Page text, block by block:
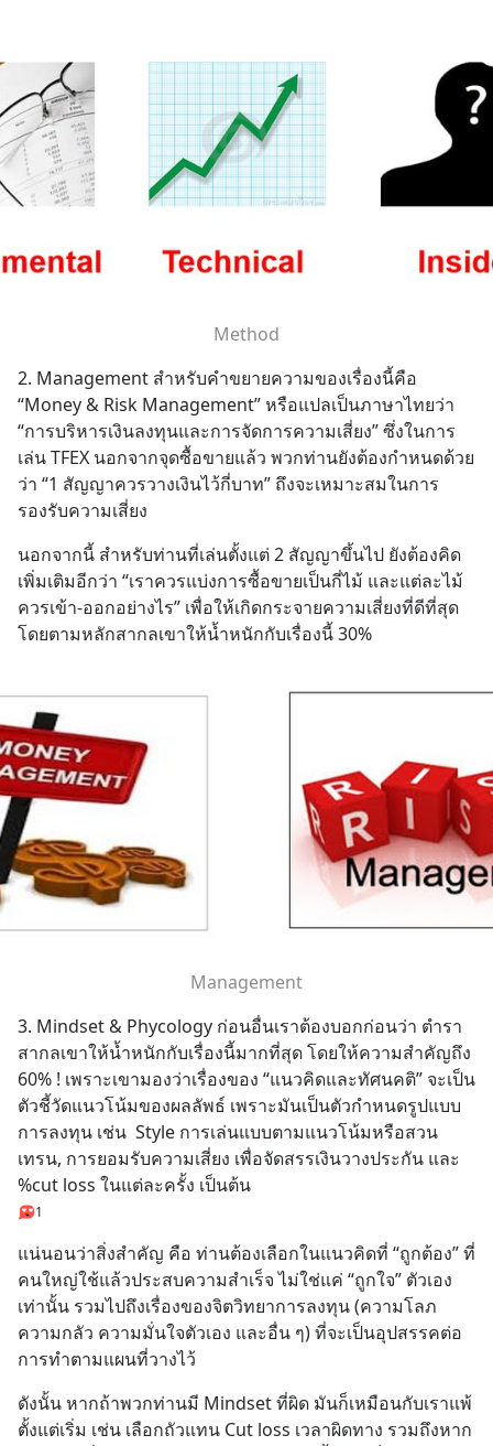
Method
2. Management สำหรับคำขยายความของเรื่องนี้คือ
“Money & Risk Management” หรือแปลเป็นภาษาไทยว่า
“การบริหารเงินลงทุนและการจัดการความเสี่ยง” ซึ่งในการ
เล่น TFEX นอกจากจุดซื้อขายแล้ว พวกท่านยังต้องกำหนดด้วย
ว่า “1 สัญญาควรวางเงินไว้กี่บาท” ถึงจะเหมาะสมในการ
รองรับความเสี่ยง
นอกจากนี้ สำหรับท่านที่เล่นตั้งแต่ 2 สัญญาขึ้นไป ยังต้องคิด
เพิ่มเติมอีกว่า “เราควรแบ่งการซื้อขายเป็นกี่ไม้ และแต่ละไม้
ควรเข้า-ออกอย่างไร” เพื่อให้เกิดกระจายความเสี่ยงที่ดีที่สุด
โดยตามหลักสากลเขาให้น้ำหนักกับเรื่องนี้ 30%
Management
3. Mindset & Phycology ก่อนอื่นเราต้องบอกก่อนว่า ตำรา
สากลเขาให้น้ำหนักกับเรื่องนี้มากที่สุด โดยให้ความสำคัญถึง
60% ! เพราะเขามองว่าเรื่องของ “แนวคิดและทัศนคติ” จะเป็น
ตัวชี้วัดแนวโน้มของผลลัพธ์ เพราะมันเป็นตัวกำหนดรูปแบบ
การลงทุน เช่น  Style การเล่นแบบตามแนวโน้มหรือสวน
เทรน, การยอมรับความเสี่ยง เพื่อจัดสรรเงินวางประกัน และ
%cut loss ในแต่ละครั้ง เป็นต้น
1
แน่นอนว่าสิ่งสำคัญ คือ ท่านต้องเลือกในแนวคิดที่ “ถูกต้อง” ที่
คนใหญ่ใช้แล้วประสบความสำเร็จ ไม่ใช่แค่ “ถูกใจ” ตัวเอง
เท่านั้น รวมไปถึงเรื่องของจิตวิทยาการลงทุน (ความโลภ
ความกลัว ความมั่นใจตัวเอง และอื่น ๆ) ที่จะเป็นอุปสรรคต่อ
การทำตามแผนที่วางไว้
ดังนั้น หากถ้าพวกท่านมี Mindset ที่ผิด มันก็เหมือนกับเราแพ้
ตั้งแต่เริ่ม เช่น เลือกถัวแทน Cut loss เวลาผิดทาง รวมถึงหาก